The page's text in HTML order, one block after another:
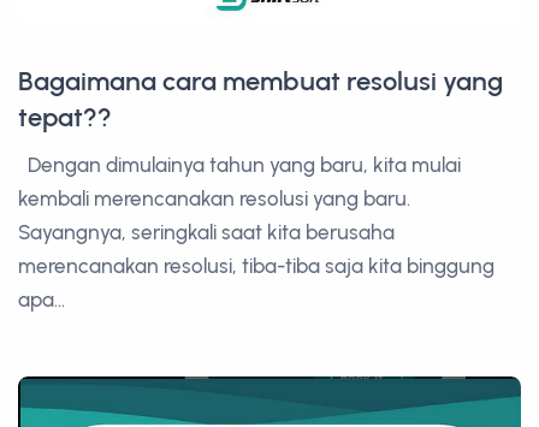
Bagaimana cara membuat resolusi yang
tepat??
Dengan dimulainya tahun yang baru, kita mulai
kembali merencanakan resolusi yang baru.
Sayangnya, seringkali saat kita berusaha
merencanakan resolusi, tiba-tiba saja kita binggung
apa...